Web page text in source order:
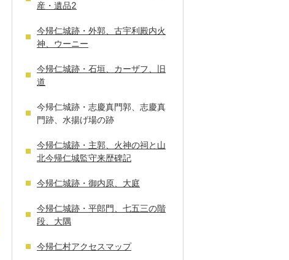
産・遺品2
今帰仁城跡・外郭、古宇利殿内火
神、ウーニー
今帰仁城跡・石垣、カーザフ、旧
道
今帰仁城跡・志慶真門郭、志慶真
門跡、水揚げ場の跡
今帰仁城跡・主郭、火神の祠と山
北今帰仁城監守来歴碑記
今帰仁城跡・御内原、大庭
今帰仁城跡・平郎門、七五三の階
段、大隅
今帰仁村アクセスマップ